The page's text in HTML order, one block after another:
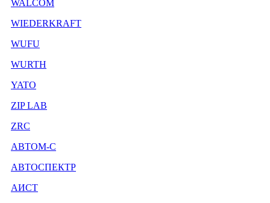
WALCOM
WIEDERKRAFT
WUFU
WURTH
YATO
ZIP LAB
ZRC
АВТОМ-С
АВТОСПЕКТР
АИСТ